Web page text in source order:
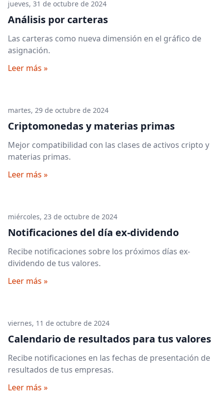
jueves, 31 de octubre de 2024
Análisis por carteras
Las carteras como nueva dimensión en el gráfico de
asignación.
Leer más »
martes, 29 de octubre de 2024
Criptomonedas y materias primas
Mejor compatibilidad con las clases de activos cripto y
materias primas.
Leer más »
miércoles, 23 de octubre de 2024
Notificaciones del día ex-dividendo
Recibe notificaciones sobre los próximos días ex-
dividendo de tus valores.
Leer más »
viernes, 11 de octubre de 2024
Calendario de resultados para tus valores
Recibe notificaciones en las fechas de presentación de
resultados de tus empresas.
Leer más »